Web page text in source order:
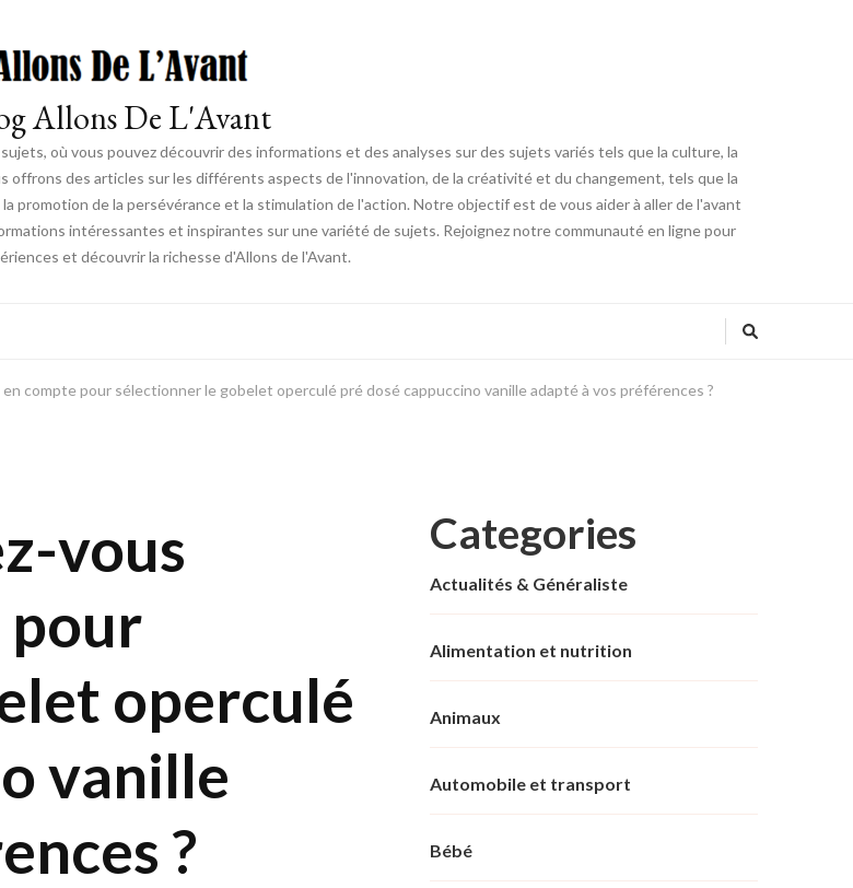
Allons De L'Avant
où vous pouvez découvrir des informations et des analyses sur des sujets variés tels que la culture, la
des articles sur les différents aspects de l'innovation, de la créativité et du changement, tels que la
promotion de la persévérance et la stimulation de l'action. Notre objectif est de vous aider à aller de l'avant
intéressantes et inspirantes sur une variété de sujets. Rejoignez notre communauté en ligne pour
et découvrir la richesse d'Allons de l'Avant.
compte pour sélectionner le gobelet operculé pré dosé cappuccino vanille adapté à vos préférences ?
vous
pour
operculé
vanille
?
Categories
Actualités & Généraliste
Alimentation et nutrition
Animaux
Automobile et transport
Bébé